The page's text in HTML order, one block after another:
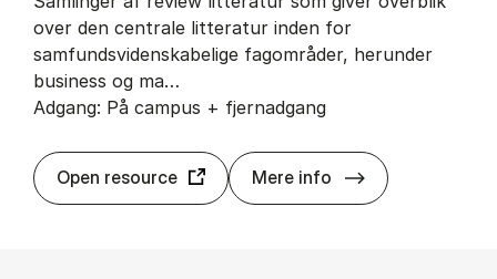
over den centrale litteratur inden for
samfundsvidenskabelige fagområder, her­un­der
bu­si­ness og ma…
Adgang: På campus + fjernadgang
Open resource Mere info Sage Navi­ga­tor